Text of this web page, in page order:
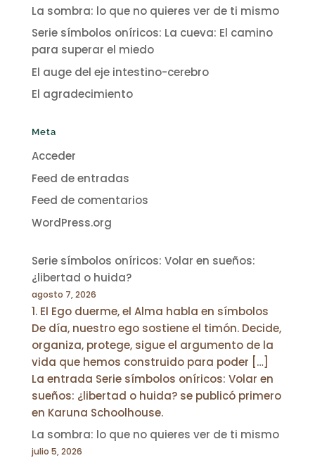
La sombra: lo que no quieres ver de ti mismo
Serie símbolos oníricos: La cueva: El camino
para superar el miedo
El auge del eje intestino-cerebro
El agradecimiento
Meta
Acceder
Feed de entradas
Feed de comentarios
WordPress.org
Serie símbolos oníricos: Volar en sueños:
¿libertad o huida?
agosto 7, 2026
1. El Ego duerme, el Alma habla en símbolos
De día, nuestro ego sostiene el timón. Decide,
organiza, protege, sigue el argumento de la
vida que hemos construido para poder […]
La entrada Serie símbolos oníricos: Volar en
sueños: ¿libertad o huida? se publicó primero
en Karuna Schoolhouse.
La sombra: lo que no quieres ver de ti mismo
julio 5, 2026